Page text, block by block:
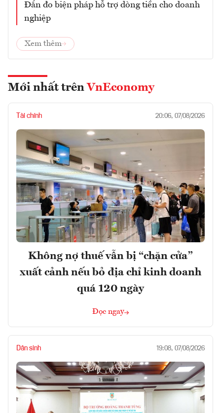
Đắn đo biện pháp hỗ trợ dòng tiền cho doanh
nghiệp
Xem thêm
Mới nhất trên VnEconomy
Tài chính 20:06, 07/08/2026
Không nợ thuế vẫn bị “chặn cửa”
xuất cảnh nếu bỏ địa chỉ kinh doanh
quá 120 ngày
Đọc ngay
Dân sinh 19:08, 07/08/2026